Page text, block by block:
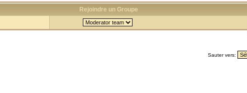
Rejoindre un Groupe
Sauter vers: